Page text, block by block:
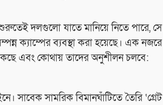
দলগুলো যাতে মানিয়ে নিতে পারে, সে
ক্যাম্পের ব্যবস্থা করা হয়েছে। এক নজরে
এবং কোথায় তাদের অনুশীলন চলবে:
সাবেক সামরিক বিমানঘাঁটিতে তৈরি ‘গ্রেট